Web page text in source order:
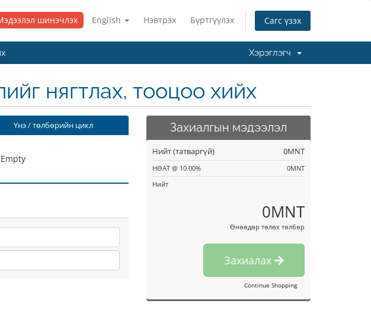
шинэчлэх English Нэвтрэх Бүртгүүлэх Сагс үзэх
Хэрэглэгч
нягтлах, тооцоо хийх
Үнэ / төлбөрийн цикл Захиалгын мэдээлэл
Нийт (татваргүй) 0MNT
НӨАТ @ 10.00%
0MNT
Нийт
0MNT
Өнөөдөр төлөх төлбөр
Захиалах
Continue Shopping